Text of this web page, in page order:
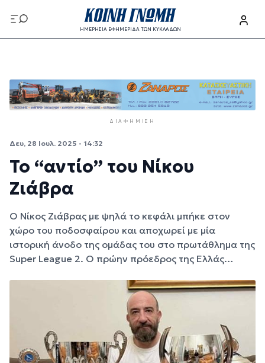
Παράκαμψη προς το κυρίως περιεχόμενο
ΗΜΕΡΗΣΙΑ ΕΦΗΜΕΡΙΔΑ ΤΩΝ ΚΥΚΛΑΔΩΝ
ΔΙΑΦΉΜΙΣΗ
Δευ, 28 Ιουλ. 2025 - 14:32
Το “αντίο” του Νίκου
Ζιάβρα
Ο Νίκος Ζιάβρας με ψηλά το κεφάλι μπήκε στον
χώρο του ποδοσφαίρου και αποχωρεί με μία
ιστορική άνοδο της ομάδας του στο πρωτάθλημα της
Super League 2. Ο πρώην πρόεδρος της Ελλάς…